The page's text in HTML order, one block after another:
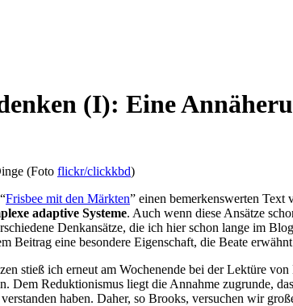
(I): Eine
(Foto flickr/clickkbd)
Frisbee mit den Märkten” einen bemerkenswerten Text
adaptive Systeme. Auch wenn diese Ansätze
Denkansätze, die ich hier schon lange im
Beitrag eine besondere Eigenschaft, die Beate
stieß ich erneut am Wochenende bei der Lektüre
Dem Reduktionismus liegt die Annahme zugrunde,
haben. Daher, so Brooks, versuchen wir